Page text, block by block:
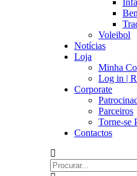
Voleibol
Notícias
Loja
Minha
Log in |
Corporate
Parceiros
Torne-se
Contactos